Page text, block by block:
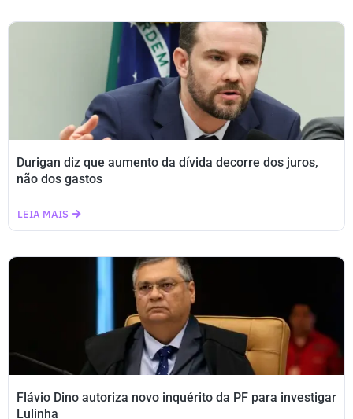
Durigan diz que aumento da dívida decorre dos juros,
não dos gastos
LEIA MAIS
Flávio Dino autoriza novo inquérito da PF para investigar
Lulinha